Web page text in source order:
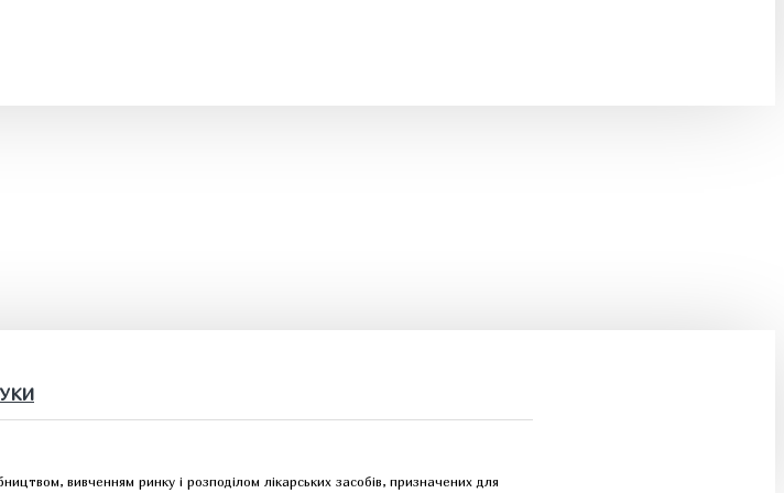
вивченням ринку і розподілом лікарських засобів, призначених для